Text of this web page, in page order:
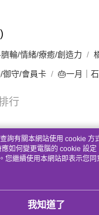
輪/情緒/療癒/創造力
御守/會員卡 🎂一月｜
行
詢有關本網站使用 cookie 方
如何變更電腦的 cookie 設定
您繼續使用本網站即表示您
cookie。
我知道了